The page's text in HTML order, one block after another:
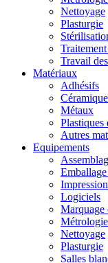
Nettoyage
Plasturgie
Travail
Matériaux
Adhésifs
Métaux
Plastiques
Autres
Equipements
Logiciels
Marquage
Nettoyage
Plasturgie
Salles